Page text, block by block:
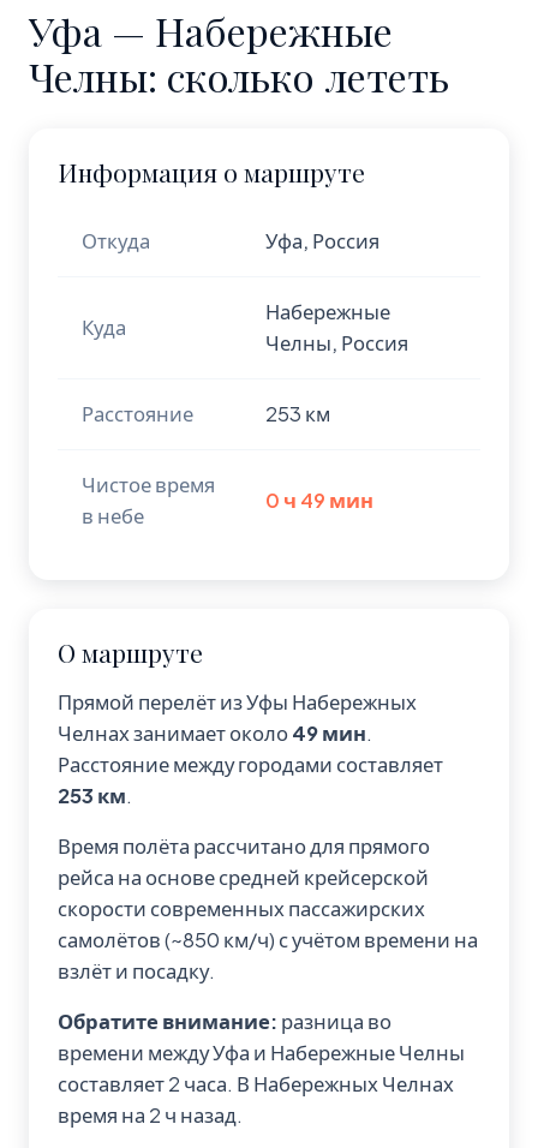
Уфа — Набережные
Челны: сколько лететь
Информация о маршруте
Откуда Уфа, Россия
Куда
Набережные
Челны, Россия
Расстояние 253 км
Чистое время
в небе
0 ч 49 мин
О маршруте
Прямой перелёт из Уфы Набережных
Челнах занимает около49 мин.
Расстояние между городами составляет
253 км.
Время полёта рассчитано для прямого
рейса на основе средней крейсерской
скорости современных пассажирских
самолётов (~850 км/ч) с учётом времени на
взлёт и посадку.
Обратите внимание: разница во
времени между Уфа и Набережные Челны
составляет 2 часа. В Набережных Челнах
время на 2 ч назад.